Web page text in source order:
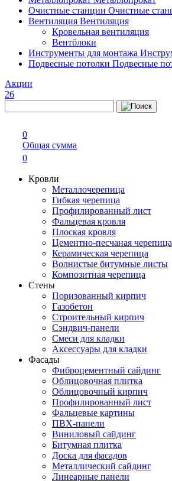
Очистные станции Очистные
Вентиляция Вентиляция
Кровельная вентиляция
Вентблоки
Инструменты для монтажа
Подвесные потолки Подвесные
Акции
26
0
Общая сумма
0
Кровли
Металлочерепица
Гибкая черепица
Профилированный лист
Фальцевая кровля
Плоская кровля
Цементно-песчаная черепица
Керамическая черепица
Волнистые битумные листы
Композитная черепица
Стены
Поризованный кирпич
Газобетон
Строительный кирпич
Сэндвич-панели
Смеси для кладки
Аксессуары для кладки
Фасады
Фиброцементный сайдинг
Облицовочная плитка
Облицовочный кирпич
Профилированный лист
Фальцевые картины
ПВХ-панели
Виниловый сайдинг
Битумная плитка
Доска для фасадов
Металлический сайдинг
Линеарные панели